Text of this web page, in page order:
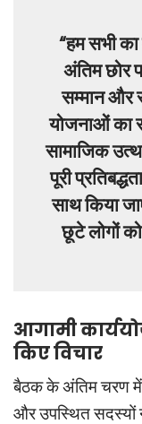
“हम सभी
अंतिम छोर
सम्मान और
योजनाओं का
सामाजिक
पूरी
साथ किया
छूटे लोगों
आगामी
किए विचार
बैठक के अंतिम चरण में
और उपस्थित सदस्यों